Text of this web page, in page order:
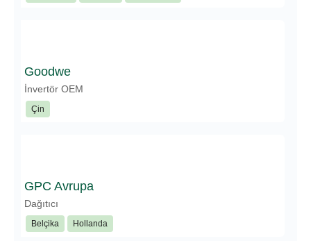
Goodwe
İnvertör OEM
Çin
GPC Avrupa
Dağıtıcı
Belçika Hollanda